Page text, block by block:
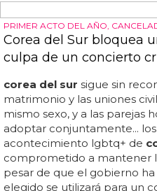
Corea del Norte ya tiene
bueno,del partido no,
país... 000 militares han
influenciado por el
los 65 añosdelpartido que
más impactante, junto a los
sido conocer la identidad
del
sabemos si tiene gaydar
un, estudió en suiza y tiene
puede con ella... está